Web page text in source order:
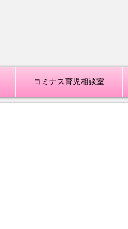
コミナス育児相談室